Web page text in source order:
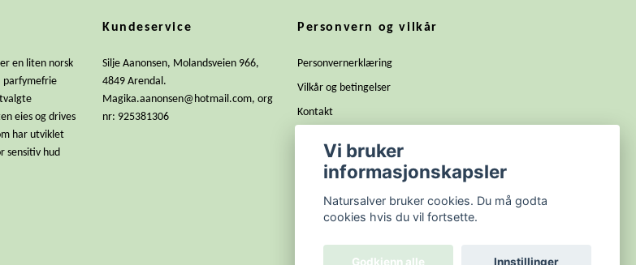
en liten norsk
parfymefrie
eies og drives
har utviklet
sensitiv hud
Kundeservice
Silje Aanonsen, Molandsveien 966,
4849 Arendal.
Magika.aanonsen@hotmail.com, org
nr: 925381306
Personvern og vilkår
Personvernerklæring
Vilkår og betingelser
Kontakt
Dugnad til din klasse, lag eller
russegruppe
Alle produkter fra Magika
Vi bruker
informasjonskapsler
Natursalver bruker cookies. Du må godta
cookies hvis du vil fortsette.
Godkjenn alle Innstillinger